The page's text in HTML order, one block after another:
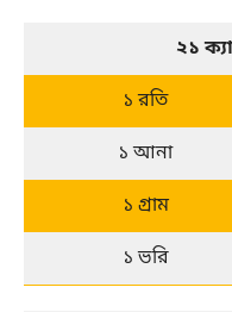
২১
১ রতি
১ আনা
১ গ্রাম
১ ভরি